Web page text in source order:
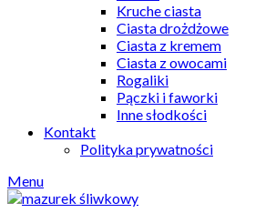
Kruche ciasta
Ciasta drożdżowe
Ciasta z kremem
Ciasta z owocami
Rogaliki
Pączki i faworki
Inne słodkości
Kontakt
Polityka prywatności
Menu